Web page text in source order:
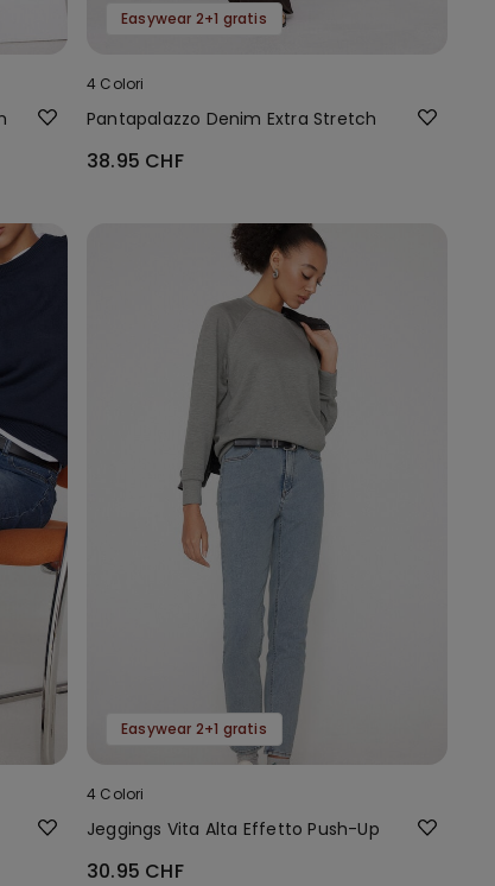
Easywear 2+1 gratis
4 Colori
Pantapalazzo Denim Extra Stretch
38.95 CHF
Easywear 2+1 gratis
4 Colori
Jeggings Vita Alta Effetto Push-Up
30.95 CHF